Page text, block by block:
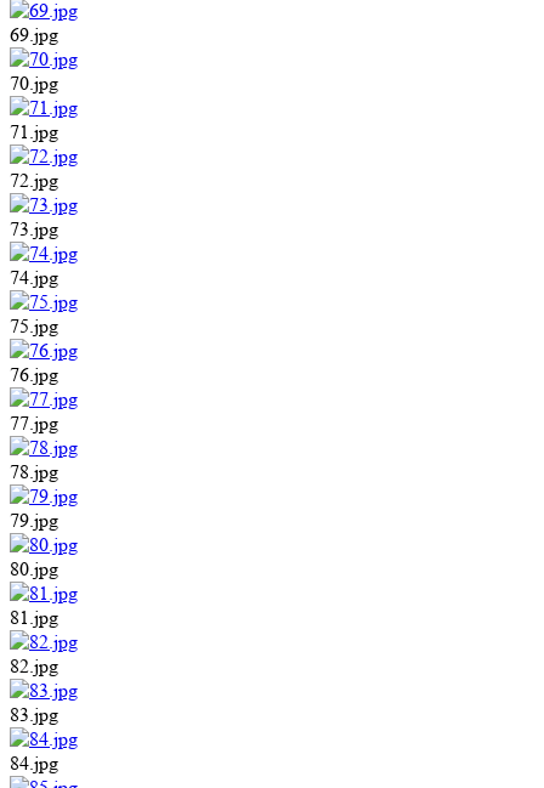
69.jpg
70.jpg
71.jpg
72.jpg
73.jpg
74.jpg
75.jpg
76.jpg
77.jpg
78.jpg
79.jpg
80.jpg
81.jpg
82.jpg
83.jpg
84.jpg